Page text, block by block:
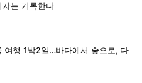
자는 기록한다
여행 1박2일…바다에서 숲으로, 다